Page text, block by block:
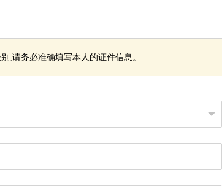
,请务必准确填写本人的证件信息。